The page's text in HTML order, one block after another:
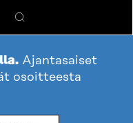
Hae
Ajantasaiset
osoitteesta